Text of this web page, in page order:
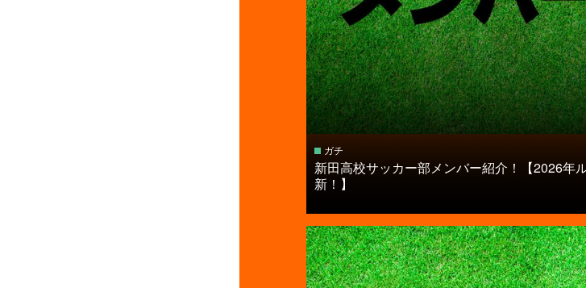
ガチ
新田高校サッカー部メンバー紹介！【2026年
新！】